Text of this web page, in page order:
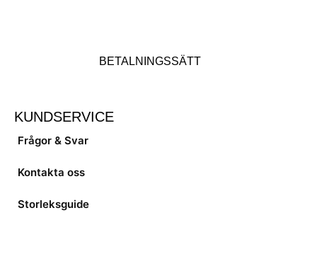
BETALNINGSSÄTT
KUNDSERVICE
Frågor & Svar
Kontakta oss
Storleksguide